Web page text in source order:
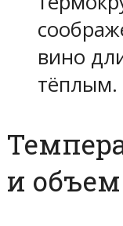
вино
тёплым.
и объем